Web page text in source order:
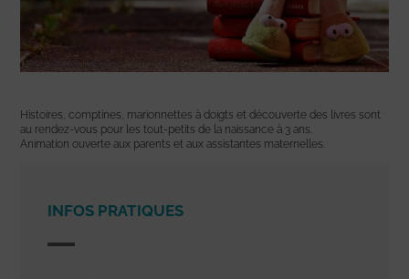
Histoires, comptines, marionnettes à doigts et découverte des livres sont
au rendez-vous pour les tout-petits de la naissance à 3 ans.
Animation ouverte aux parents et aux assistantes maternelles.
INFOS PRATIQUES